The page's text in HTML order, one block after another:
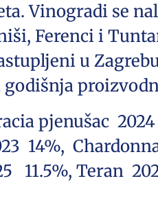
Vinogradi se
Ferenci i
u
pjenušac
14%,
11.5%, Teran